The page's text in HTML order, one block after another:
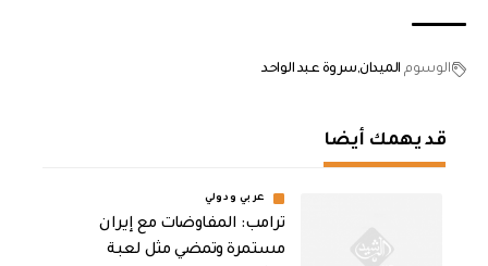
الوسوم الميدان سروة عبد الواحد
قد يهمك أيضا
عربي ودولي
‏ترامب: المفاوضات مع إيران
مستمرة وتمضي مثل لعبة